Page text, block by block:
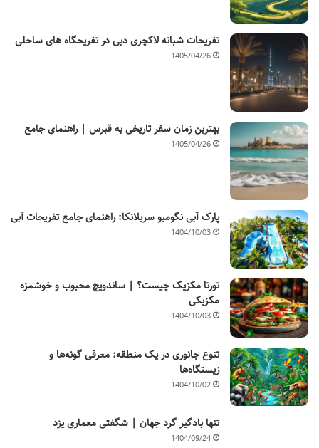
تفریحات شبانه لاکچری دبی در تفریحگاه های ساحلی
1405/04/26
بهترین زمان سفر تاریخی به قبرس | راهنمای جامع
1405/04/26
پارک آبی نگومبو سریلانکا: راهنمای جامع تفریحات آبی
1404/10/03
تورتا مکزیک چیست؟ | ساندویچ محبوب و خوشمزه
مکزیکی
1404/10/03
تنوع جانوری در یک منطقه: معرفی گونه‌ها و
زیستگاه‌ها
1404/10/02
تنها بادگیر گرد جهان | شگفتی معماری یزد
1404/09/24